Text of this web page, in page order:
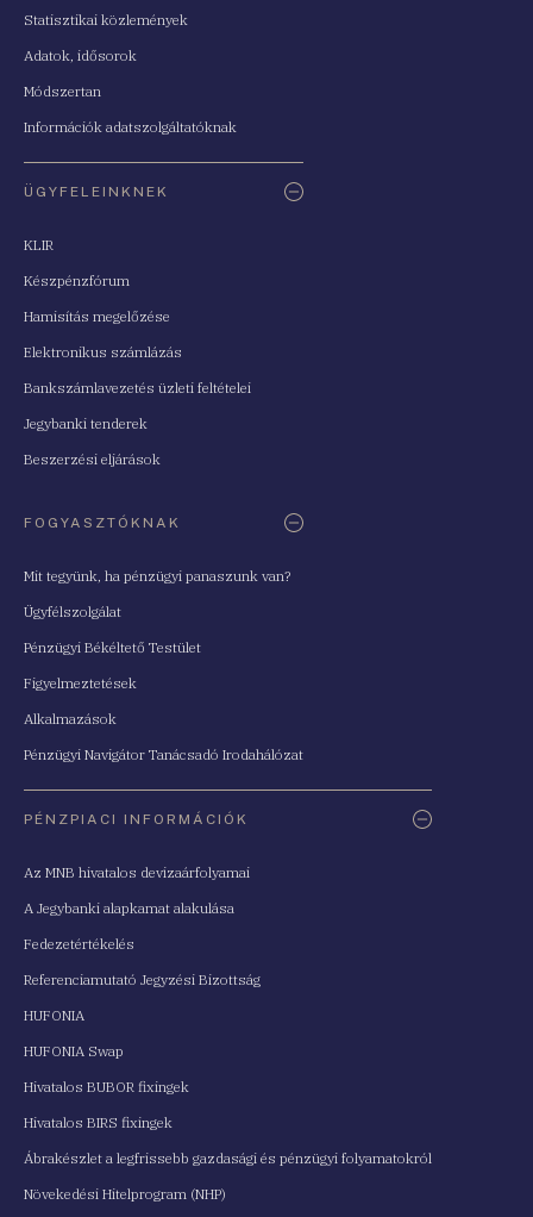
Statisztikai közlemények
Adatok, idősorok
Módszertan
Információk adatszolgáltatóknak
ÜGYFELEINKNEK
KLIR
Készpénzfórum
Hamisítás megelőzése
Elektronikus számlázás
Bankszámlavezetés üzleti feltételei
Jegybanki tenderek
Beszerzési eljárások
FOGYASZTÓKNAK
Mit tegyünk, ha pénzügyi panaszunk van?
Ügyfélszolgálat
Pénzügyi Békéltető Testület
Figyelmeztetések
Alkalmazások
Pénzügyi Navigátor Tanácsadó Irodahálózat
PÉNZPIACI INFORMÁCIÓK
Az MNB hivatalos devizaárfolyamai
A Jegybanki alapkamat alakulása
Fedezetértékelés
Referenciamutató Jegyzési Bizottság
HUFONIA
HUFONIA Swap
Hivatalos BUBOR fixingek
Hivatalos BIRS fixingek
Ábrakészlet a legfrissebb gazdasági és pénzügyi folyamatokról
Növekedési Hitelprogram (NHP)